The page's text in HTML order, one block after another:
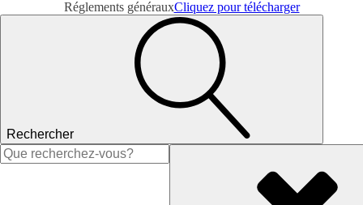
Réglements générauxCliquez pour télécharger
Rechercher
Rechercher :